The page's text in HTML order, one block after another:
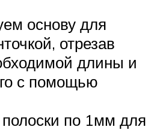
основу для
отрезав
длины и
с помощью
по 1мм для